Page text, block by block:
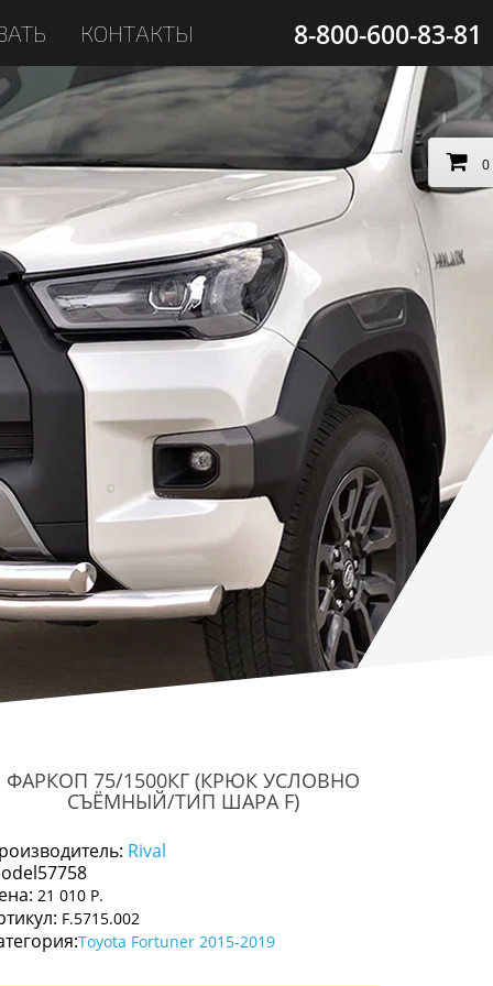
КОНТАКТЫ 8-800-600-83-81
0
ФАРКОП 75/1500КГ (КРЮК УСЛОВНО
СЪЁМНЫЙ/ТИП ШАРА F)
Rival
21 010 Р.
F.5715.002
Toyota Fortuner 2015-2019